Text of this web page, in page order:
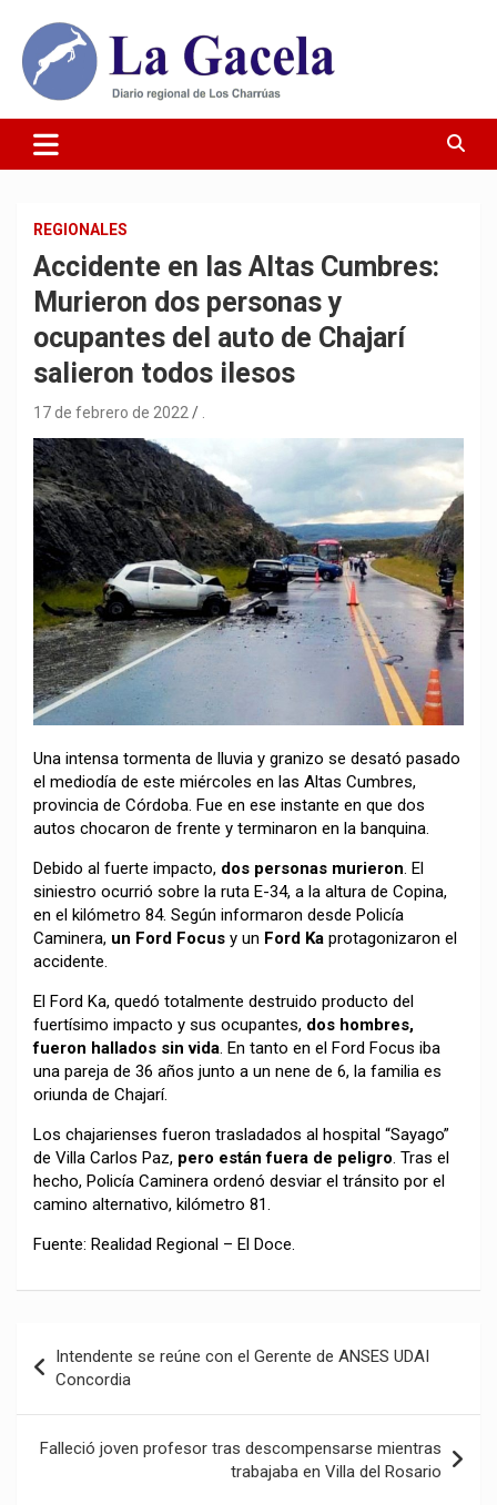
contenido
Diario La Gacela
REGIONALES
Accidente en las Altas Cumbres:
Murieron dos personas y
ocupantes del auto de Chajarí
salieron todos ilesos
17 de febrero de 2022
Una intensa tormenta de lluvia y granizo se desató pasado
el mediodía de este miércoles en las Altas Cumbres,
provincia de Córdoba. Fue en ese instante en que dos
autos chocaron de frente y terminaron en la banquina.
Debido al fuerte impacto, dos personas murieron. El
siniestro ocurrió sobre la ruta E-34, a la altura de Copina,
en el kilómetro 84. Según informaron desde Policía
Caminera, un Ford Focus y un Ford Ka protagonizaron el
accidente.
El Ford Ka, quedó totalmente destruido producto del
fuertísimo impacto y sus ocupantes, dos hombres,
fueron hallados sin vida. En tanto en el Ford Focus iba
una pareja de 36 años junto a un nene de 6, la familia es
oriunda de Chajarí.
Los chajarienses fueron trasladados al hospital “Sayago”
de Villa Carlos Paz, pero están fuera de peligro. Tras el
hecho, Policía Caminera ordenó desviar el tránsito por el
camino alternativo, kilómetro 81.
Fuente: Realidad Regional – El Doce.
de
entradas
Intendente se reúne con el Gerente de ANSES UDAI
Concordia
Falleció joven profesor tras descompensarse mientras
trabajaba en Villa del Rosario